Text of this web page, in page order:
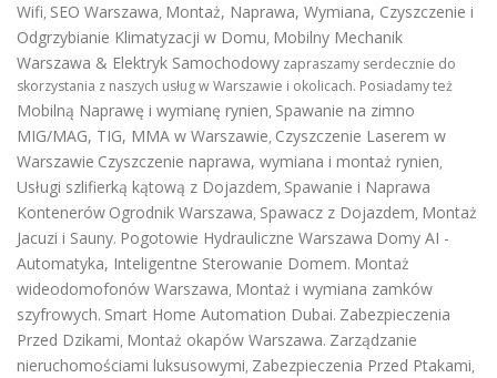
Wifi, SEO Warszawa, Montaż, Naprawa, Wymiana, Czyszczenie i
Odgrzybianie Klimatyzacji w Domu, Mobilny Mechanik
Warszawa & Elektryk Samochodowy zapraszamy serdecznie do
skorzystania z naszych usług w Warszawie i okolicach. Posiadamy też
Mobilną Naprawę i wymianę rynien, Spawanie na zimno
MIG/MAG, TIG, MMA w Warszawie, Czyszczenie Laserem w
Warszawie Czyszczenie naprawa, wymiana i montaż rynien,
Usługi szlifierką kątową z Dojazdem, Spawanie i Naprawa
Kontenerów Ogrodnik Warszawa, Spawacz z Dojazdem, Montaż
Jacuzi i Sauny. Pogotowie Hydrauliczne Warszawa Domy AI -
Automatyka, Inteligentne Sterowanie Domem. Montaż
wideodomofonów Warszawa, Montaż i wymiana zamków
szyfrowych. Smart Home Automation Dubai. Zabezpieczenia
Przed Dzikami, Montaż okapów Warszawa. Zarządzanie
nieruchomościami luksusowymi, Zabezpieczenia Przed Ptakami,